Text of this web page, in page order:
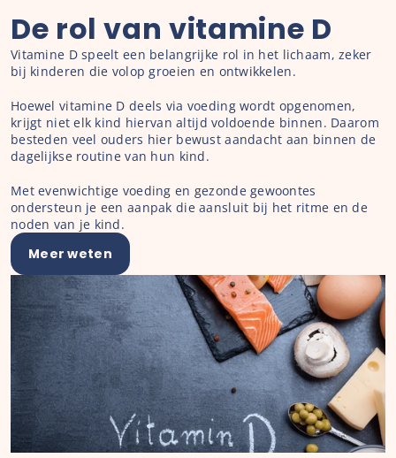
De rol van vitamine D
Vitamine D speelt een belangrijke rol in het lichaam, zeker
bij kinderen die volop groeien en ontwikkelen.
Hoewel vitamine D deels via voeding wordt opgenomen,
krijgt niet elk kind hiervan altijd voldoende binnen. Daarom
besteden veel ouders hier bewust aandacht aan binnen de
dagelijkse routine van hun kind.
Met evenwichtige voeding en gezonde gewoontes
ondersteun je een aanpak die aansluit bij het ritme en de
noden van je kind.
Meer weten